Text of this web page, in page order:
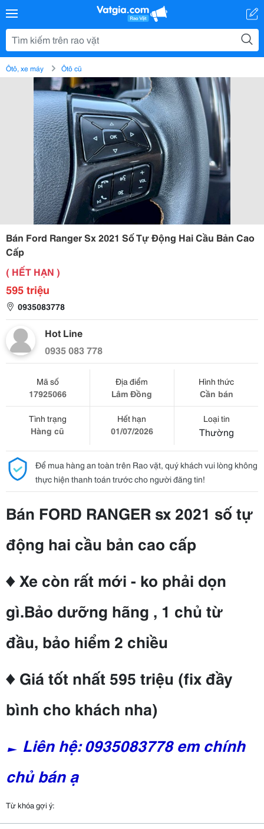
Ôtô, xe máy Ôtô cũ
Bán Ford Ranger Sx 2021 Số Tự Động Hai Cầu Bản Cao
Cấp
( HẾT HẠN )
595 triệu
0935083778
Hot Line
0935 083 778
Mã số
17925066
Địa điểm
Lâm Đồng
Hình thức
Cần bán
Tình trạng
Hàng cũ
Hết hạn
01/07/2026
Loại tin
Thường
Để mua hàng an toàn trên Rao vặt, quý khách vui lòng không
thực hiện thanh toán trước cho người đăng tin!
Bán FORD RANGER sx 2021 số tự
động hai cầu bản cao cấp
♦ Xe còn rất mới - ko phải dọn
gì.Bảo dưỡng hãng , 1 chủ từ
đầu, bảo hiểm 2 chiều
♦ Giá tốt nhất 595 triệu (fix đầy
bình cho khách nha)
► Liên hệ: 0935083778 em chính
chủ bán ạ
Từ khóa gợi ý: